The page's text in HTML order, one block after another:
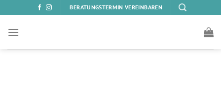
Inhalt
springen
BERATUNGSTERMIN VEREINBAREN